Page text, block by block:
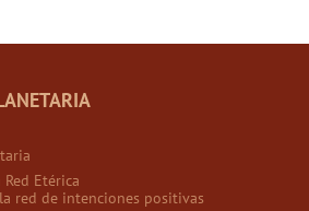
Etérica
red de intenciones positivas